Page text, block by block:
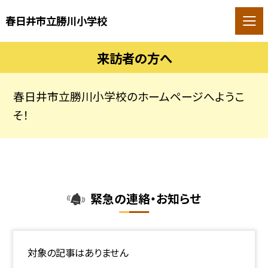
春日井市立勝川小学校
来訪者の方へ
春日井市立勝川小学校のホームページへようこ
そ！
緊急の連絡・お知らせ
対象の記事はありません